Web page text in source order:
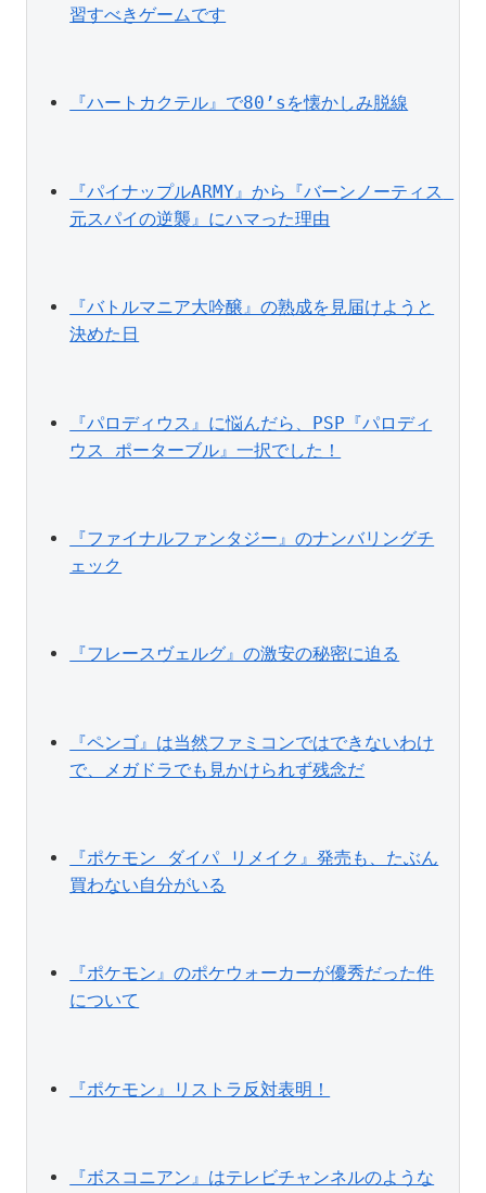
習すべきゲームです
『ハートカクテル』で80’sを懐かしみ脱線
『パイナップルARMY』から『バーンノーティス
元スパイの逆襲』にハマった理由
『バトルマニア大吟醸』の熟成を見届けようと
決めた日
『パロディウス』に悩んだら、PSP『パロディ
ウス ポーターブル』一択でした！
『ファイナルファンタジー』のナンバリングチ
ェック
『フレースヴェルグ』の激安の秘密に迫る
『ペンゴ』は当然ファミコンではできないわけ
で、メガドラでも見かけられず残念だ
『ポケモン ダイパ リメイク』発売も、たぶん
買わない自分がいる
『ポケモン』のポケウォーカーが優秀だった件
について
『ポケモン』リストラ反対表明！
『ボスコニアン』はテレビチャンネルのような